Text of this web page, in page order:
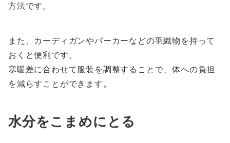
方法です。
また、カーディガンやパーカーなどの羽織物を持って
おくと便利です。
寒暖差に合わせて服装を調整することで、体への負担
を減らすことができます。
水分をこまめにとる